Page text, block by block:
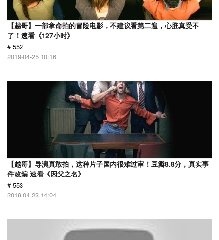
【越哥】一部拿命拍的冒险电影，不建议看第二遍，心脏真受不
了！速看《127小时》
# 552
2019-04-25 10:16
【越哥】导演真敢拍，这种片子国内很难过审！豆瓣8.8分，真实事
件改编 速看《因父之名》
# 553
2019-04-23 14:04